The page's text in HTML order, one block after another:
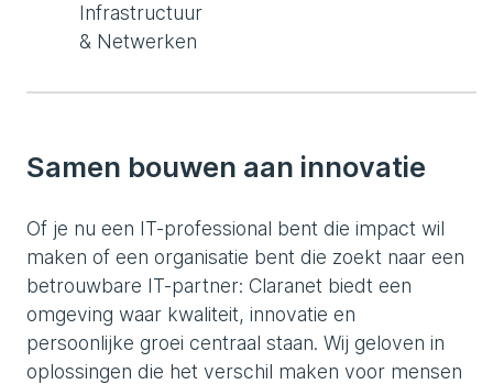
Infrastructuur
& Netwerken
Samen bouwen aan innovatie
Of je nu een IT-professional bent die impact wil
maken of een organisatie bent die zoekt naar een
betrouwbare IT-partner: Claranet biedt een
omgeving waar kwaliteit, innovatie en
persoonlijke groei centraal staan. Wij geloven in
oplossingen die het verschil maken voor mensen